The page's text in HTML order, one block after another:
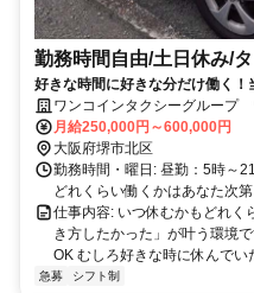
勤務時間自由/土日休み/
好きな時間に好きな分だけ働く！
ワンコインタクシーグループ
月給250,000円～600,000円
大阪府堺市北区
勤務時間・曜日: 昼勤：5時～
どれくらい働くかはあなた次第
仕事内容: いつ休むかもどれく
き方したかった」が叶う環境
OK むしろ好きな時に休んでい
急募 シフト制